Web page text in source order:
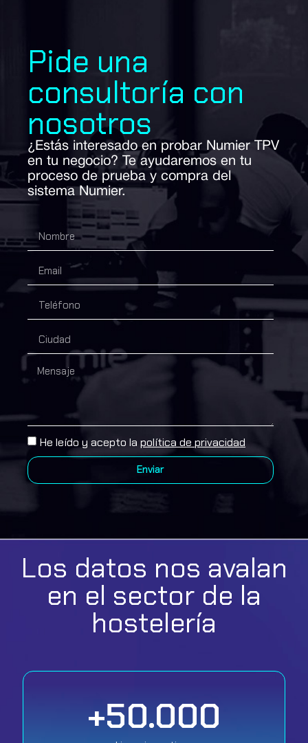
Pide una
consultoría con
nosotros
¿Estás interesado en probar Numier TPV
en tu negocio? Te ayudaremos en tu
proceso de prueba y compra del
sistema Numier.
He leído y acepto la política de privacidad
Enviar
Los datos nos avalan
en el sector de la
hostelería
+50.000